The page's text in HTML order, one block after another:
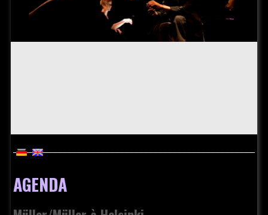
AGENDA